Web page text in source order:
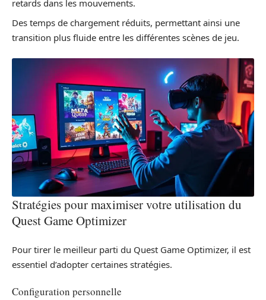
retards dans les mouvements.
Des temps de chargement réduits, permettant ainsi une
transition plus fluide entre les différentes scènes de jeu.
Stratégies pour maximiser votre utilisation du
Quest Game Optimizer
Pour tirer le meilleur parti du Quest Game Optimizer, il est
essentiel d’adopter certaines stratégies.
Configuration personnelle